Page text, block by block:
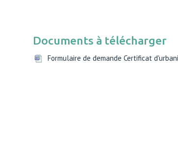
Documents à télécharger
Formulaire de demande Certificat